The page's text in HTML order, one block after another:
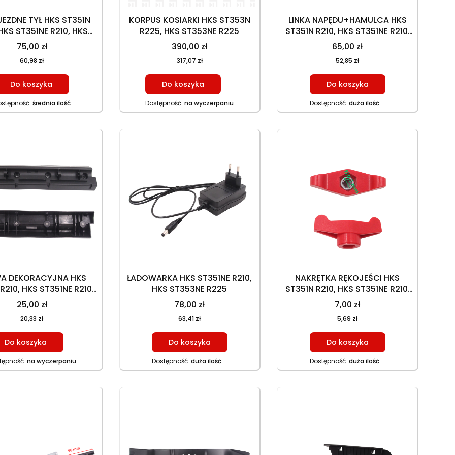
TYŁ HKS ST351N
ST351NE R210, HKS
R225, HKS ST353NE
ZĘBÓW, NAPĘDOWE
75,00 zł
60,98 zł
Do koszyka
średnia ilość
KORPUS KOSIARKI HKS ST353N
R225, HKS ST353NE R225
390,00 zł
317,07 zł
Do koszyka
Dostępność:na wyczerpaniu
LINKA NAPĘDU+HAMULCA HKS
ST351N R210, HKS ST351NE R210,
HKS ST353N R225, HKS ST353NE
R225, HAM. 128 cm, 109 cm (16,5
cm), NAP. 136,5 cm, 110 cm (23,5
cm)
65,00 zł
52,85 zł
Do koszyka
Dostępność: duża ilość
DEKORACYJNA HKS
HKS ST351NE R210,
R225, HKS ST353NE
R225
25,00 zł
20,33 zł
Do koszyka
na wyczerpaniu
ŁADOWARKA HKS ST351NE R210,
HKS ST353NE R225
78,00 zł
63,41 zł
Do koszyka
Dostępność: duża ilość
NAKRĘTKA RĘKOJEŚCI HKS
ST351N R210, HKS ST351NE R210,
HKS ST353N R225, HKS ST353NE
R225 (MOTYLEK)
7,00 zł
5,69 zł
Do koszyka
Dostępność: duża ilość